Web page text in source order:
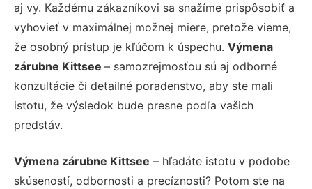
aj vy. Každému zákazníkovi sa snažíme prispôsobiť a
vyhovieť v maximálnej možnej miere, pretože vieme,
že osobný prístup je kľúčom k úspechu. Výmena
zárubne Kittsee – samozrejmosťou sú aj odborné
konzultácie či detailné poradenstvo, aby ste mali
istotu, že výsledok bude presne podľa vašich
predstáv.
Výmena zárubne Kittsee – hľadáte istotu v podobe
skúseností, odbornosti a precíznosti? Potom ste na